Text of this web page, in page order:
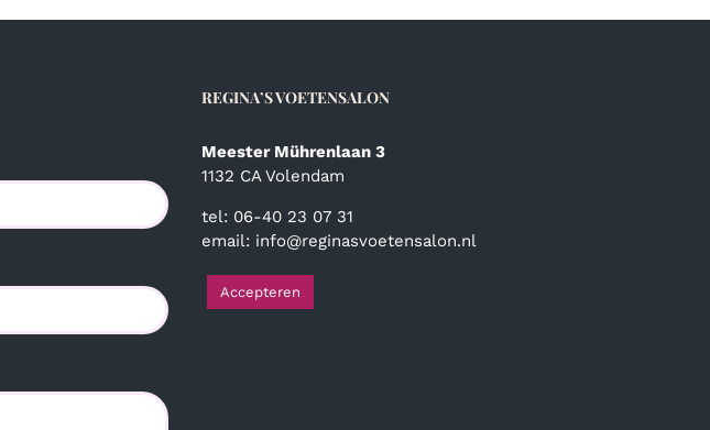
REGINA’S VOETENSALON
Meester Mührenlaan 3
1132 CA Volendam
tel: 06-40 23 07 31
email: info@reginasvoetensalon.nl
Accepteren